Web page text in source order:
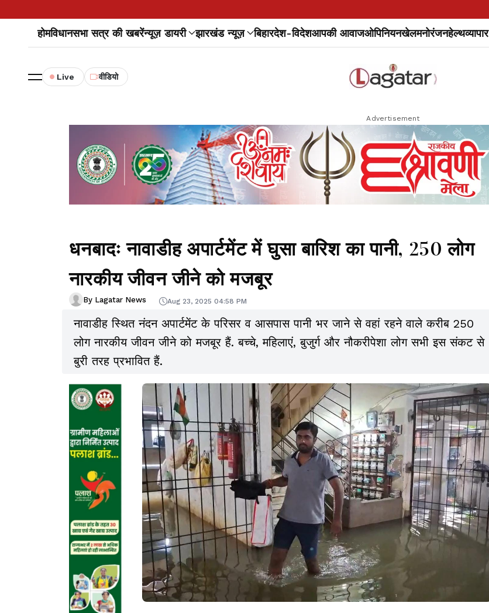
होमविधानसभा सत्र की खबरेंन्यूज़ डायरी झारखंड न्यूज़ बिहारदेश-विदेशआपकी आवाजओपिनियनखेलमनोरंजनहेल्थव्यापार
Live वीडियो
Advertisement
धनबादः नावाडीह अपार्टमेंट में घुसा बारिश का पानी, 250 लोग
नारकीय जीवन जीने को मजबूर
By Lagatar News Aug 23, 2025 04:58 PM
नावाडीह स्थित नंदन अपार्टमेंट के परिसर व आसपास पानी भर जाने से वहां रहने वाले करीब 250
लोग नारकीय जीवन जीने को मजबूर हैं. बच्चे, महिलाएं, बुजुर्ग और नौकरीपेशा लोग सभी इस संकट से
बुरी तरह प्रभावित हैं.